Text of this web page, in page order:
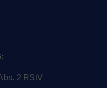
2 RStV